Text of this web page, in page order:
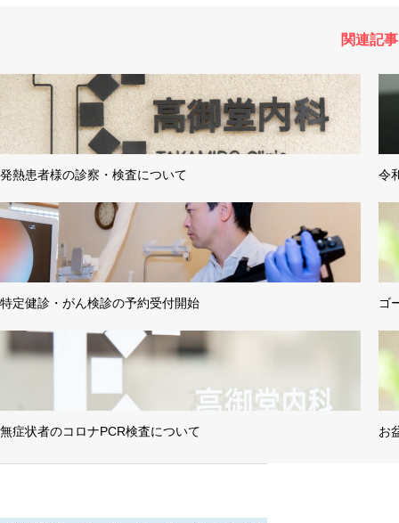
関連記事
発熱患者様の診察・検査について 令
特定健診・がん検診の予約受付開始 ゴ
無症状者のコロナPCR検査について お